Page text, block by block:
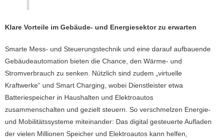
Klare Vorteile im Gebäude- und Energiesektor zu erwarten
Smarte Mess- und Steuerungstechnik und eine darauf aufbauende
Gebäudeautomation bieten die Chance, den Wärme- und
Stromverbrauch zu senken. Nützlich sind zudem „virtuelle
Kraftwerke“ und Smart Charging, wobei Dienstleister etwa
Batteriespeicher in Haushalten und Elektroautos
zusammenschalten und gezielt steuern. So verschmelzen Energie-
und Mobilitätssysteme miteinander: Das digital gesteuerte Aufladen
der vielen Millionen Speicher und Elektroautos kann helfen,